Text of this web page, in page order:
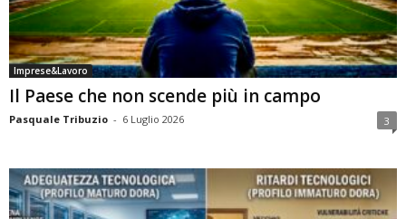
Imprese&Lavoro
Il Paese che non scende più in campo
Pasquale Tribuzio - 6 Luglio 2026 3